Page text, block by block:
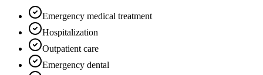
Emergency medical treatment
Hospitalization
Outpatient care
Emergency dental